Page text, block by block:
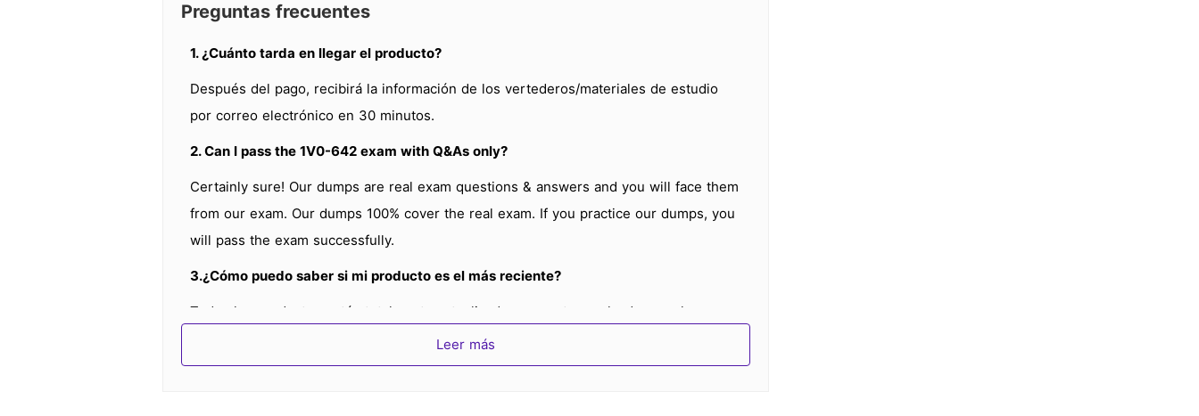
Preguntas frecuentes
1. ¿Cuánto tarda en llegar el producto?
Después del pago, recibirá la información de los vertederos/materiales de estudio
por correo electrónico en 30 minutos.
2. Can I pass the 1V0-642 exam with Q&As only?
Certainly sure! Our dumps are real exam questions & answers and you will face them
from our exam. Our dumps 100% cover the real exam. If you practice our dumps, you
will pass the exam successfully.
3.¿Cómo puedo saber si mi producto es el más reciente?
Todos los productos están totalmente actualizados y nuestros volcados son los
últimos en el servidor remoto. Si hay una actualización de los vertederos, nuestro
servicio le informará por correo electrónico y el servidor también se calentará
Leer más